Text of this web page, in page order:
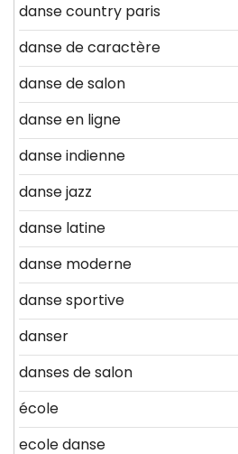
danse country paris
danse de caractère
danse de salon
danse en ligne
danse indienne
danse jazz
danse latine
danse moderne
danse sportive
danser
danses de salon
école
ecole danse